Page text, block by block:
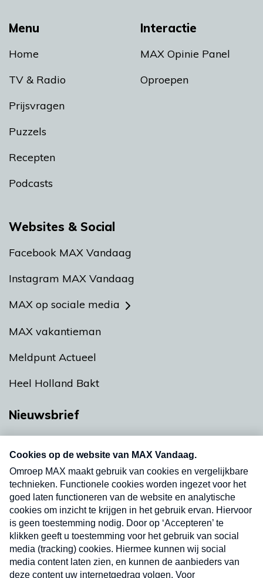
Menu
Home
TV & Radio
Prijsvragen
Puzzels
Recepten
Podcasts
Interactie
MAX Opinie Panel
Oproepen
Websites & Social
Facebook MAX Vandaag
Instagram MAX Vandaag
MAX op sociale media
MAX vakantieman
Meldpunt Actueel
Heel Holland Bakt
Nieuwsbrief
Neem hier een gratis abonnement op onze
nieuwsbrief. Elke vrijdag- en dinsdagochtend in
uw mailbox.
Verzend